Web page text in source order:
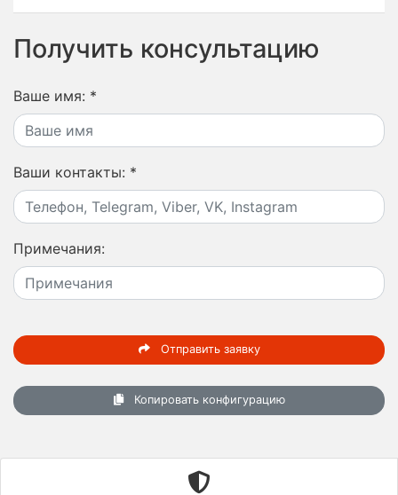
Получить консультацию
Ваше имя: *
Ваши контакты: *
Примечания:
Отправить заявку
Копировать конфигурацию